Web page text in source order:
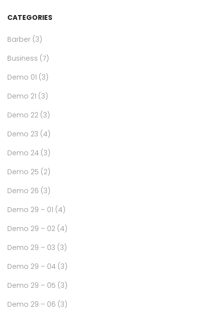
CATEGORIES
Barber (3)
Business (7)
Demo 01 (3)
Demo 21 (3)
Demo 22 (3)
Demo 23 (4)
Demo 24 (3)
Demo 25 (2)
Demo 26 (3)
Demo 29 – 01 (4)
Demo 29 – 02 (4)
Demo 29 – 03 (3)
Demo 29 – 04 (3)
Demo 29 – 05 (3)
Demo 29 – 06 (3)